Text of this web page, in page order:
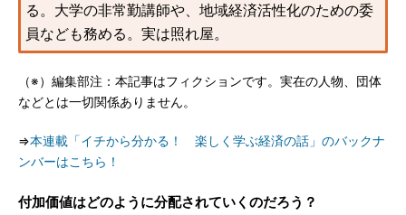
る。大学の非常勤講師や、地域経済活性化のための委
員なども務める。実は照れ屋。
（※）編集部注：本記事はフィクションです。実在の人物、団体
などとは一切関係ありません。
⇒本連載「イチから分かる！ 楽しく学ぶ経済の話」のバックナ
ンバーはこちら！
付加価値はどのように分配されていくのだろう？